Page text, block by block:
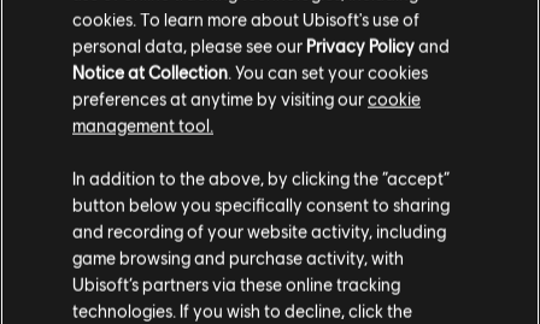
ARRANGEMENTS
VÉRIFIÉS
Instrument / Type d'arr. Vérifié Créateur
Arrangement accords
cookies. To learn more about Ubisoft's use of
personal data, please see our Privacy Policyand
Notice at Collection . You can set your cookies
preferences at anytime by visiting ourcookie
management tool.
In addition to the above, by clicking the “accept”
button below you specifically consent to sharing
and recording of your website activity, including
game browsing and purchase activity, with
Ubisoft’s partners via these online tracking
technologies. If you wish to decline, click the